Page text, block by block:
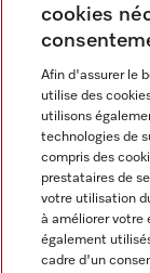
Langue
FRANCAIS
cookies
Afin d'assurer le
utilise des
utilisons
technologies de
compris des
prestataires de
votre utilisation
à améliorer votre
également
cadre d'un